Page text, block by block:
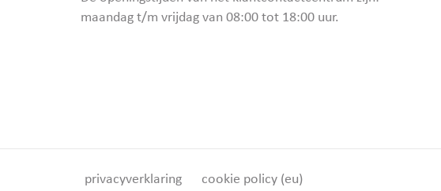
maandag t/m vrijdag van 08:00 tot 18:00 uur.
privacyverklaring cookie policy (eu)